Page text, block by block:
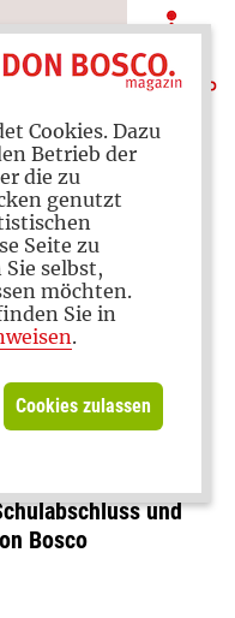
mit
und
Bosco
Cookies. Dazu
Betrieb der
die zu
genutzt
Seite zu
selbst,
möchten.
Sie in
.
Cookies zulassen